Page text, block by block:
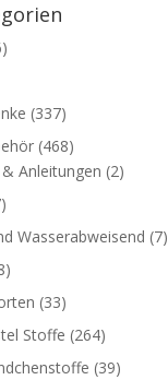
(337)
(468)
Anleitungen (2)
Wasserabweisend (7)
(33)
Stoffe (264)
(39)